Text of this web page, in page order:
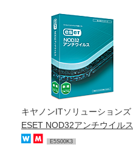
キヤノンITソリューションズ
ESET NOD32アンチウイルス
E5S00K3